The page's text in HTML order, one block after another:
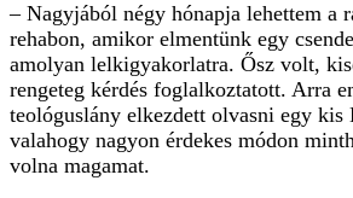
– Nagyjából négy hónapja lehettem a
rehabon, amikor elmentünk egy
amolyan lelkigyakorlatra. Ősz volt,
rengeteg kérdés foglalkoztatott. Arra
teológuslány elkezdett olvasni egy
valahogy nagyon érdekes módon
volna magamat.